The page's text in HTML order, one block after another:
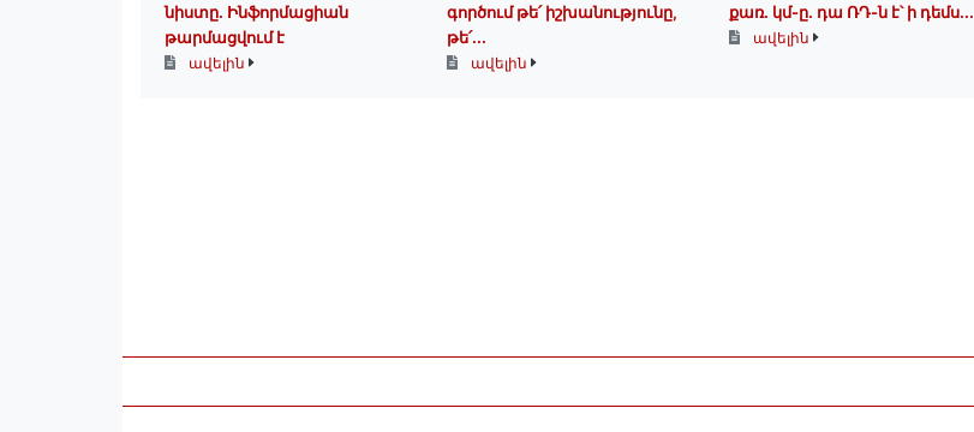
նիստը․ Ինֆորմացիան
թարմացվում է
ավելին
գործում թե՛ իշխանությունը,
թե՛...
ավելին
քառ. կմ-ը. դա ՌԴ-ն է՝ ի դեմս...
ավելին